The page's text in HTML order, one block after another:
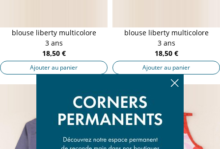
blouse liberty multicolore
3 ans
18,50 €
Ajouter au panier
blouse liberty multicolore
3 ans
18,50 €
Ajouter au panier